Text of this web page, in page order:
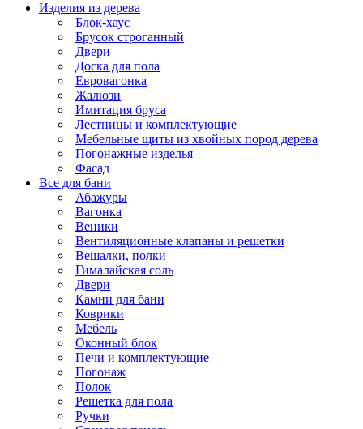
Изделия из дерева
Блок-хаус
Брусок строганный
Двери
Доска для пола
Евровагонка
Жалюзи
Имитация бруса
Лестницы и комплектующие
Мебельные щиты из хвойных пород дерева
Погонажные изделья
Фасад
Все для бани
Абажуры
Вагонка
Веники
Вентиляционные клапаны и решетки
Вешалки, полки
Гималайская соль
Двери
Камни для бани
Коврики
Мебель
Оконный блок
Печи и комплектующие
Погонаж
Полок
Решетка для пола
Ручки